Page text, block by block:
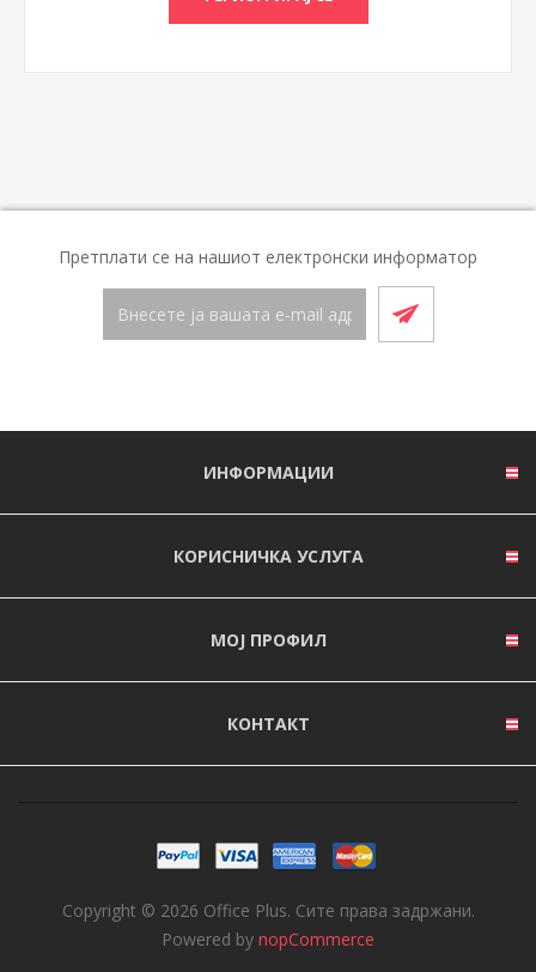
Претплати се на нашиот електронски информатор
ИНФОРМАЦИИ
КОРИСНИЧКА УСЛУГА
МОЈ ПРОФИЛ
КОНТАКТ
Copyright © 2026 Office Plus. Сите права задржани.
Powered by nopCommerce